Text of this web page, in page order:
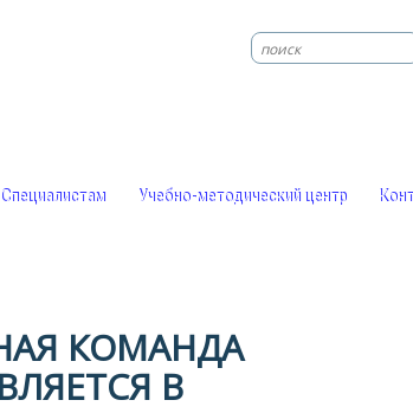
Специалистам Учебно-методический центр
КОМАНДА
В